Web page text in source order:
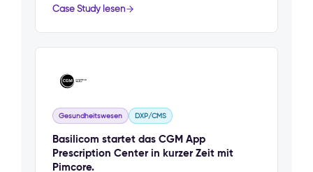
Case Study lesen
Gesundheitswesen DXP/CMS
Basilicom startet das CGM App
Prescription Center in kurzer Zeit mit
Pimcore.